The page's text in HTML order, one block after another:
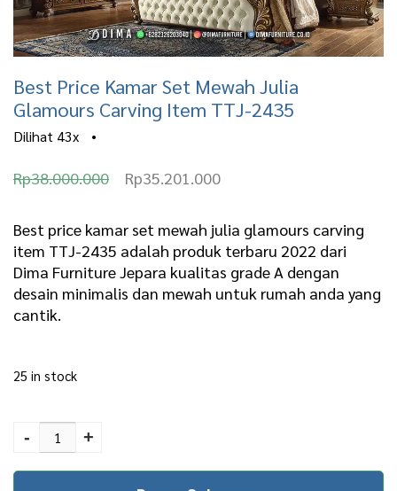
Best Price Kamar Set Mewah Julia
Glamours Carving Item TTJ-2435
Dilihat 43x •
Rp38.000.000
O
i
g
i
Rp35.201.000C
r
r
e
Best price kamar set mewah julia glamours carving
item TTJ-2435 adalah produk terbaru 2022 dari
Dima Furniture Jepara kualitas grade A dengan
desain minimalis dan mewah untuk rumah anda yang
cantik.
25 in stock
Mewah Julia Glamours
Carving Item TTJ-2435
quantity
- +